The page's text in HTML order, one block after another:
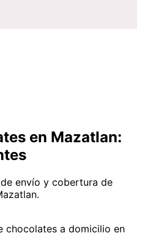
en Mazatlan:
envío y cobertura de
chocolates a domicilio en